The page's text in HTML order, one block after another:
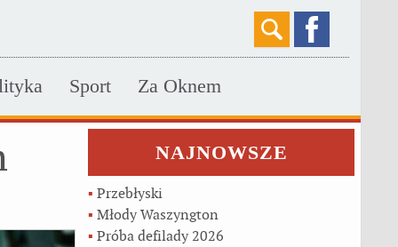
Sport Za Oknem
NAJNOWSZE
Przebłyski
Młody Waszyngton
Próba defilady 2026